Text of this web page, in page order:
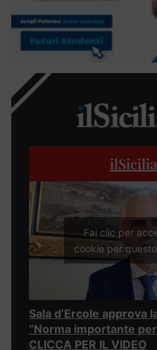
Fai clic per
cookie per
Sala d’Ercole approva
“Norma importante
CLICCA PER IL VIDEO